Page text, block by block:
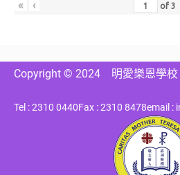
« ‹ of3
Copyright © 2024 明愛樂恩學校
Tel : 2310 0440Fax : 2310 8478email :